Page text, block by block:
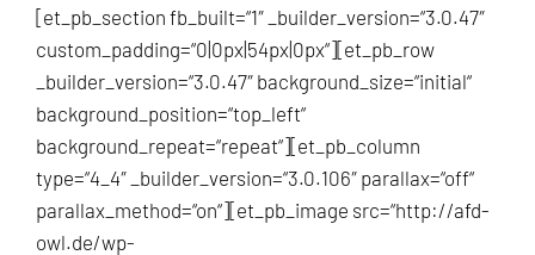
[et_pb_section fb_built=“1″ _builder_version=“3.0.47″
custom_padding=“0|0px|54px|0px“][et_pb_row
_builder_version=“3.0.47″ background_size=“initial“
background_position=“top_left“
background_repeat=“repeat“][et_pb_column
type=“4_4″ _builder_version=“3.0.106″ parallax=“off“
parallax_method=“on“][et_pb_image src=“http://afd-
owl.de/wp-